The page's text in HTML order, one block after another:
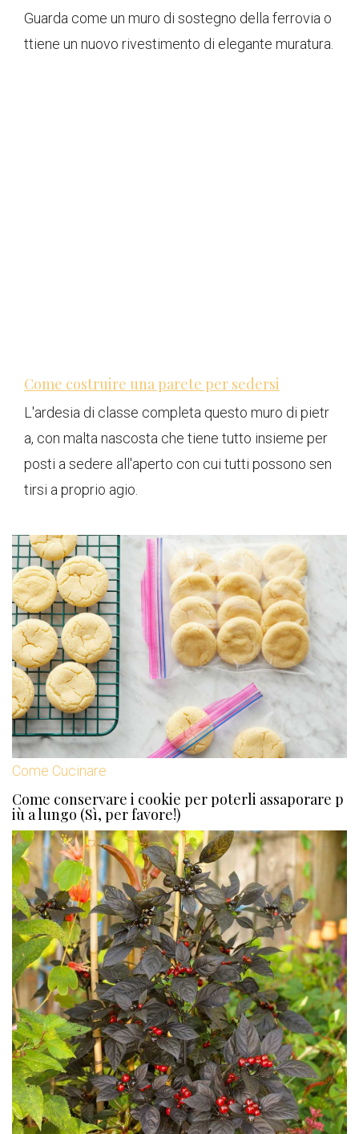
Guarda come un muro di sostegno della ferrovia o
ttiene un nuovo rivestimento di elegante muratura.
Come costruire una parete per sedersi
L'ardesia di classe completa questo muro di pietr
a, con malta nascosta che tiene tutto insieme per
posti a sedere all'aperto con cui tutti possono sen
tirsi a proprio agio.
Come Cucinare
Come conservare i cookie per poterli assaporare p
iù a lungo (Sì, per favore!)